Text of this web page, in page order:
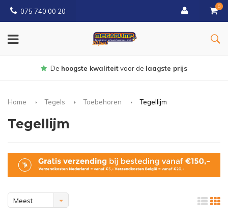
075 740 00 20
0
Gratisbezorgd vanaf € 150
Home Tegels Toebehoren Tegellijm
Tegellijm
Meest